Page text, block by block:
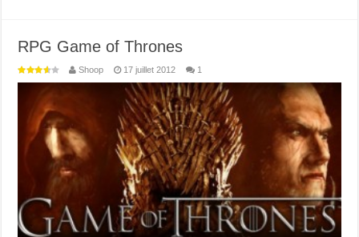
RPG Game of Thrones
Shoop 17 juillet 2012 1